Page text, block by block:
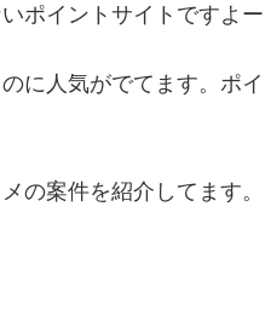
ポイントサイトですよー
に人気がでてます。ポ
の案件を紹介してます